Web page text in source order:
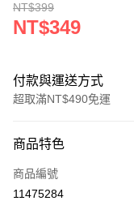
NT$399
NT$349
付款與運送方式
超取滿NT$490免運
信用卡一次付款
信用卡分期付款
商品特色
商品編號
11475284